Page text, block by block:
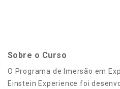
Sobre o Curso
O Programa de Imersão em
Einstein Experience foi